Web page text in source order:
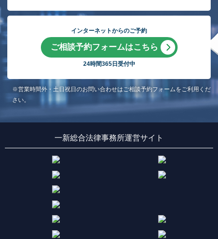
インターネットからのご予約
ご相談予約フォームはこちら
24時間365日受付中
※営業時間外・土日祝日のお問い合わせはご相談予約フォームをご利用くだ
さい。
一新総合法律事務所運営サイト